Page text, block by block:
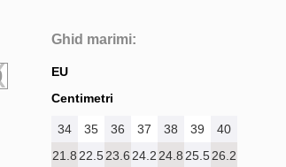
Ghid marimi:
EU
Centimetri
34 35 36 37 38 39
40
21.8 22.523.6 24.2 24.8 25.526.2